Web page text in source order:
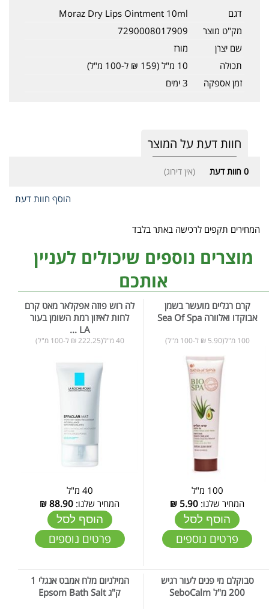
דגם
Moraz Dry Lips Ointment 10ml
מק"ט מוצר
7290008017909
שם יצרן
מורז
תכולה
10 מ"ל (159 ₪ ל-100 מ"ל)
זמן אספקה
3 ימים
חוות דעת על המוצר
0 חוות דעת (אין דירוג)
הוסף חוות דעת
המחירים תקפים לרכישה באתר בלבד
מוצרים נוספים שיכולים לעניין
אותכם
קרם רגליים מועשר בשמן
אבוקדו ואלוורה Sea Of Spa
100 מ"ל(5.90 ₪ ל-100 מ"ל)
100 מ"ל
המחיר שלנו: 5.90
₪
הוסף לסל
פרטים נוספים
לה רוש פוזה אפקלאר מאט קרם
לחות לאיזון רמת השומן בעור
LA ...
40 מ"ל(222.25 ₪ ל-100 מ"ל)
40 מ"ל
המחיר שלנו: 88.90
₪
הוסף לסל
פרטים נוספים
סבוקלם מי פנים לעור רגיש
200 מ"ל SeboCalm
המילניום מלח אמבט אנגלי 1
ק"ג Epsom Bath Salt